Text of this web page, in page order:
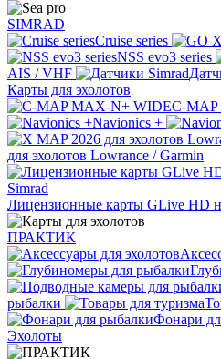
SIMRAD
Cruise series
NSS evo3 series
AIS / VHF
Карты для эхолотов
C-
Navionics +
для эхолотов Lowrance / Garmin
Лицензионные карты GLive HD
ПРАКТИК
рыбалки
Фонари
Эхолоты